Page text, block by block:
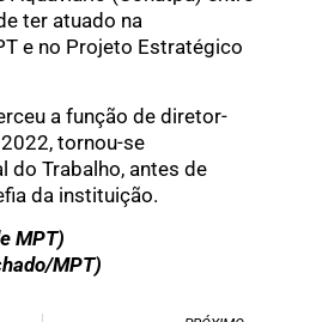
ter atuado na
e no Projeto Estratégico
a função de diretor-
tornou-se
do Trabalho, antes de
da instituição.
MPT)
MPT)